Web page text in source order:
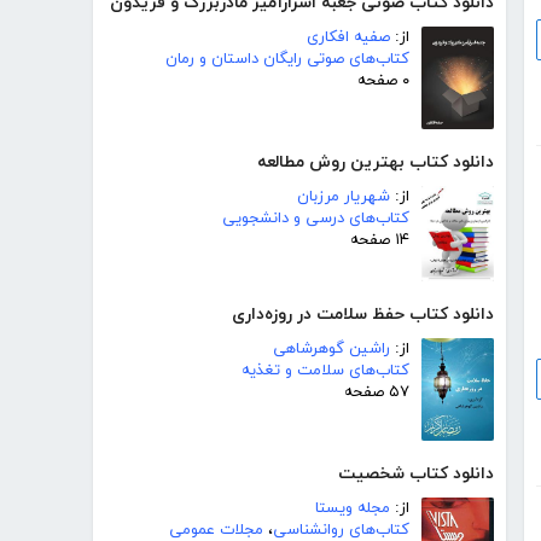
از: صفیه افکاری
کتاب‌های صوتی رایگان داستان و رمان
۰ صفحه
دانلود کتاب بهترین روش مطالعه
از: شهریار مرزبان
کتاب‌های درسی و دانشجویی
۱۴ صفحه
دانلود کتاب حفظ سلامت در روزه‌داری
از: راشین گوهرشاهی
کتاب‌های سلامت و تغذیه
۵۷ صفحه
دانلود کتاب شخصیت
از: مجله ویستا
کتاب‌های روانشناسی، مجلات عمومی